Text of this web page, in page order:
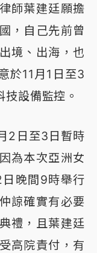
師葉建廷願擔
，自己先前曾
境、出海，也
於11月1日至3
設備監控。
2日至3日暫時
為本次亞洲女
晚間9時舉行
諒確實有必要
禮，且葉建廷
高院責付，有